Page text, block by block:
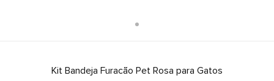
Kit Bandeja Furacão Pet Rosa para Gatos